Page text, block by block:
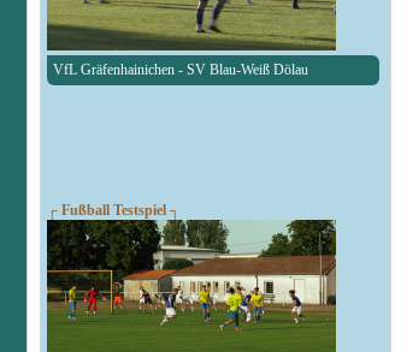
VfL Gräfenhainichen - SV Blau-Weiß Dölau
┌ Fußball Testspiel ┐